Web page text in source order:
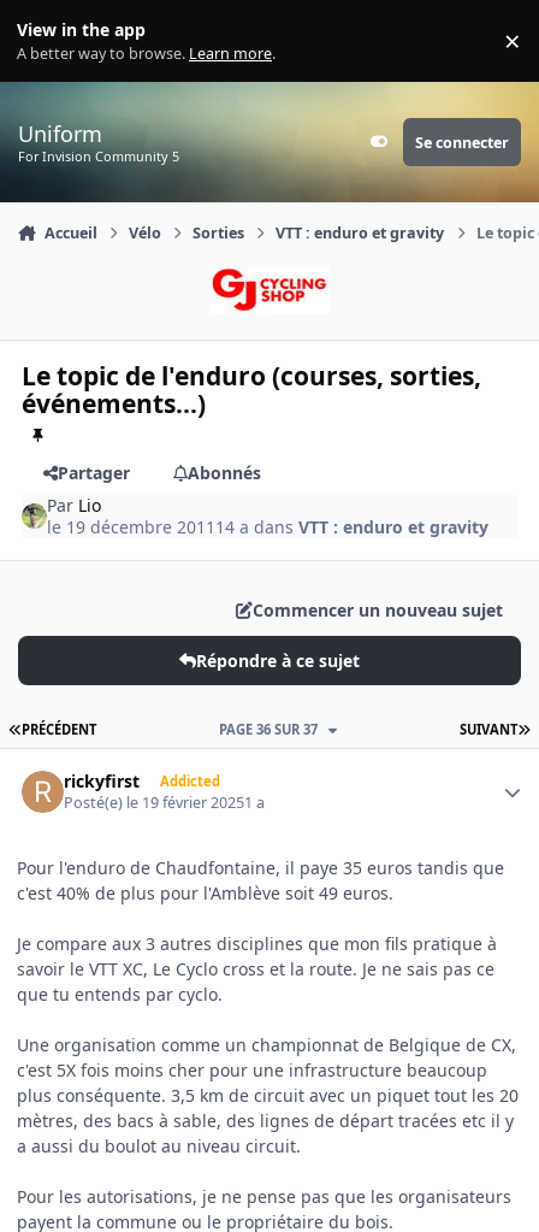
View in the app
A better way to browse. Learn more. ×
Uniform
For Invision Community 5 Customizer
Se connecter
Accueil Vélo Sorties VTT : enduro et gravity Le
Le topic de l'enduro (courses, sorties,
événements...)
Partager
Abonnés
Par Lio
le 19 décembre 2011 14 a dansVTT : enduro et gravity
Commencer un nouveau sujet
Répondre à ce sujet
PREMIÈRE PAGE
PRÉCÉDENT SUIVANT
PAGE 36 SUR 37
rickyfirst Addicted
Posté(e) le 19 février 20251 a
Pour l'enduro de Chaudfontaine, il paye 35 euros tandis que
c'est 40% de plus pour l'Amblève soit 49 euros.
Je compare aux 3 autres disciplines que mon fils pratique à
savoir le VTT XC, Le Cyclo cross et la route. Je ne sais pas ce
que tu entends par cyclo.
Une organisation comme un championnat de Belgique de CX,
c'est 5X fois moins cher pour une infrastructure beaucoup
plus conséquente. 3,5 km de circuit avec un piquet tout les 20
mètres, des bacs à sable, des lignes de départ tracées etc il y
a aussi du boulot au niveau circuit.
Pour les autorisations, je ne pense pas que les organisateurs
payent la commune ou le propriétaire du bois.